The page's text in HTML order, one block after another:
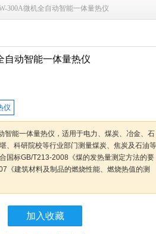
300A微机全自动智能一体量热仪
自动智能一体量热仪
仪
智能一体量热仪，适用于电力、煤炭、冶金、石
、科研院校等行业部门测量煤炭、焦炭及石油等
国标GB/T213-2008《煤的发热量测定方法的要
《建筑材料及制品的燃烧性能、燃烧热值的测
加入收藏